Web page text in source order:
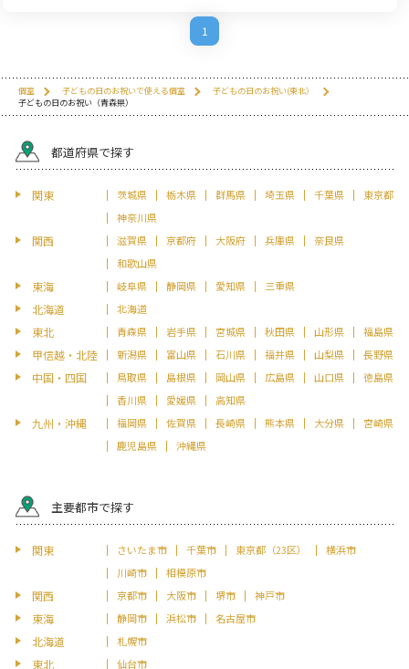
1
個室 子どもの日のお祝いで使える個室
子どもの日のお祝い(東北）
子どもの日のお祝い（青森県）
都道府県で探す
関東 茨城県 栃木県 群馬県 埼玉県 千葉県
東京都
神奈川県
関西 滋賀県 京都府 大阪府 兵庫県
奈良県
和歌山県
東海 岐阜県 静岡県 愛知県 三重県
北海道 北海道
東北 青森県 岩手県 宮城県 秋田県 山形県 福島県
甲信越・北陸 新潟県 富山県 石川県 福井県 山梨県 長野県
中国・四国 鳥取県 島根県 岡山県 広島県 山口県
徳島県
香川県
愛媛県 高知県
九州・沖縄 福岡県 佐賀県 長崎県 熊本県 大分県
宮崎県
鹿児島県
沖縄県
主要都市で探す
関東 さいたま市 千葉市 東京都（23区）
横浜市
川崎市
相模原市
関西 京都市 大阪市 堺市 神戸市
東海 静岡市 浜松市 名古屋市
北海道 札幌市
東北 仙台市